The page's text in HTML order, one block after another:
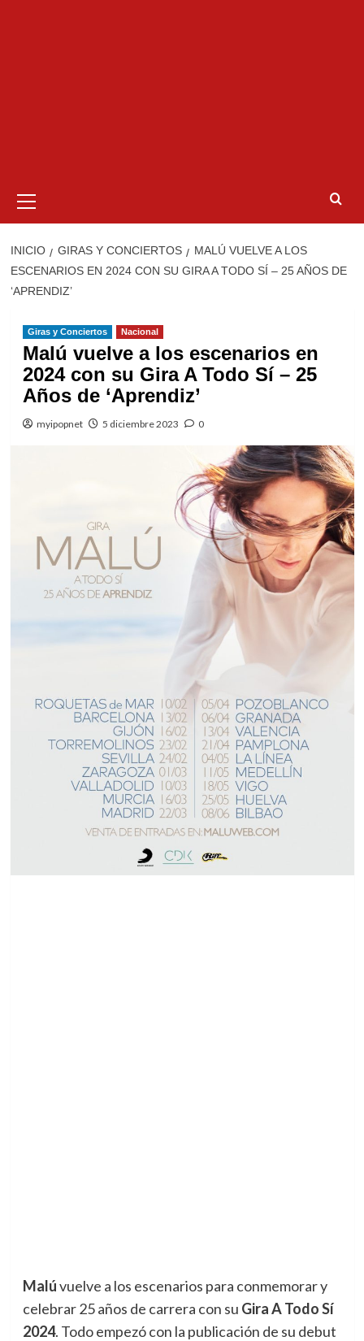
primario
INICIO GIRAS Y CONCIERTOS
MALÚ VUELVE A LOS
ESCENARIOS EN 2024 CON SU GIRA A TODO SÍ – 25 AÑOS DE
‘APRENDIZ’
Giras y Conciertos Nacional
Malú vuelve a los escenarios en
2024 con su Gira A Todo Sí – 25
Años de ‘Aprendiz’
myipopnet 5 diciembre 2023 0
Malúvuelve a los escenarios para conmemorar y
celebrar 25 años de carrera con su Gira A Todo Sí
2024. Todo empezó con la publicación de su debut